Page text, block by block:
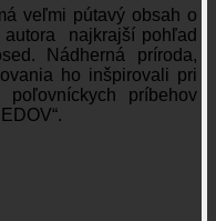
veľmi pútavý obsah o
najkrajší pohľad
Nádherná príroda,
ho inšpirovali pri
príbehov